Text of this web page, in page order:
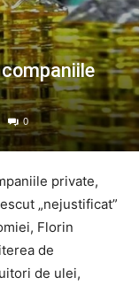
0
private,
„nejustificat”
Florin
de
de ulei,